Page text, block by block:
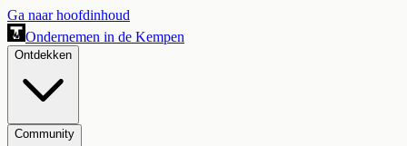
Ga naar hoofdinhoud
Ondernemen in de Kempen
Ontdekken
Community